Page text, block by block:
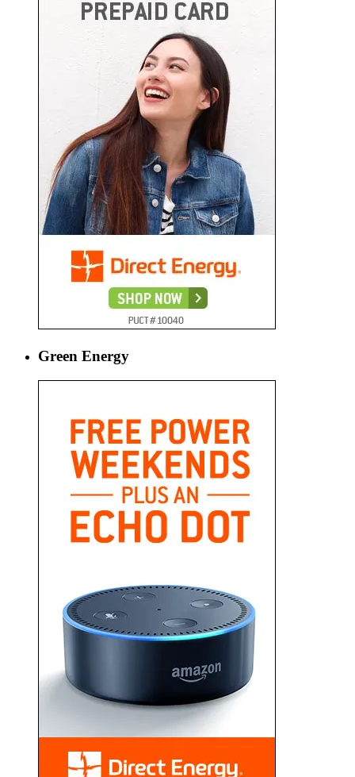
Green Energy